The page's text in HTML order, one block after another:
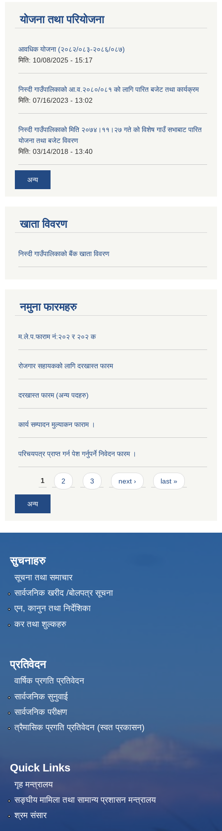
योजना तथा परियोजना
आवधिक योजना (२०८२/०८३-२०८६/०८७)
मिति: 10/08/2025 - 15:17
निस्दी गाउँपालिकाको आ.व.२०८०/०८१ को लागि पारित बजेट तथा कार्यक्रम
मिति: 07/16/2023 - 13:02
निस्दी गाउँपालिकाको मिति २०७४।११।२७ गते को विशेष गाउँ सभाबाट पारित
योजना तथा बजेट विवरण
मिति: 03/14/2018 - 13:40
अन्य
खाता विवरण
निस्दी गाउँपालिकाको बैंक खाता विवरण
नमुना फारमहरु
म.ले.प.फाराम नं:२०२ र २०२ क
रोजगार सहायकको लागि दरखास्त फारम
दरखास्त फारम (अन्य पदहरु)
कार्य सम्पादन मुल्याक‌न फाराम ।
परिचयपत्र प्राप्त गर्न पेश गर्नुपर्ने निवेदन फारम ।
Pages
1 2 3 next › last »
अन्य
सुचनाहरु
सूचना तथा समाचार
सार्वजनिक खरीद /बोलपत्र सूचना
एन, कानुन तथा निर्देशिका
कर तथा शुल्कहरु
प्रतिवेदन
वार्षिक प्रगति प्रतिवेदन
सार्वजनिक सुनुवाई
सार्वजनिक परीक्षण
त्रैमासिक प्रगति प्रतिवेदन (स्वत प्रकासन)
Quick Links
गृह मन्त्रालय
सङ्‍घीय मामिला तथा सामान्य प्रशासन मन्त्रालय
श्रम संसार